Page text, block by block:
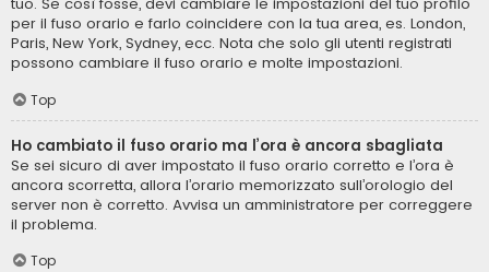
per il fuso orario e farlo coincidere con la tua area, es. London,
Paris, New York, Sydney, ecc. Nota che solo gli utenti registrati
possono cambiare il fuso orario e molte impostazioni.
Top
Ho cambiato il fuso orario ma l’ora è ancora sbagliata
Se sei sicuro di aver impostato il fuso orario corretto e l’ora è
ancora scorretta, allora l’orario memorizzato sull’orologio del
server non è corretto. Avvisa un amministratore per correggere
il problema.
Top